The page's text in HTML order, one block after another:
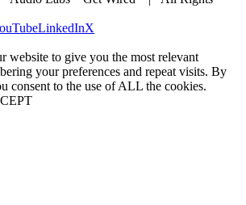
LinkedInX
website to give you the most relevant
your preferences and repeat visits. By
consent to the use of ALL the cookies.